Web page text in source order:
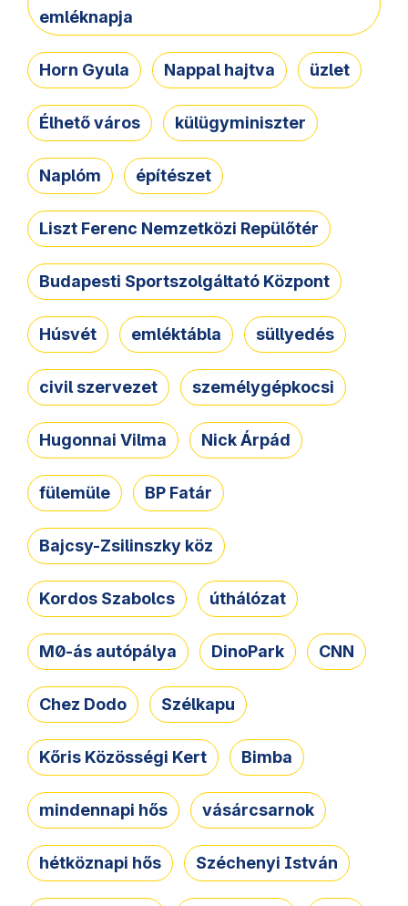
emléknapja
Horn Gyula Nappal hajtva üzlet
Élhető város külügyminiszter
Naplóm építészet
Liszt Ferenc Nemzetközi Repülőtér
Budapesti Sportszolgáltató Központ
Húsvét emléktábla süllyedés
civil szervezet személygépkocsi
Hugonnai Vilma Nick Árpád
fülemüle BP Fatár
Bajcsy-Zsilinszky köz
Kordos Szabolcs úthálózat
M0-ás autópálya DinoPark CNN
Chez Dodo Szélkapu
Kőris Közösségi Kert Bimba
mindennapi hős vásárcsarnok
hétköznapi hős Széchenyi István